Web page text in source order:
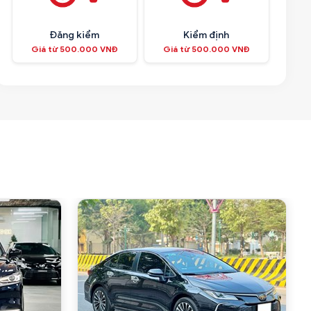
Đăng kiểm
Giá từ 500.000 VNĐ
Kiểm định
Giá từ 500.000 VNĐ